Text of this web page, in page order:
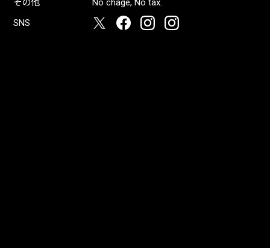
その他
No chage, No tax.
SNS